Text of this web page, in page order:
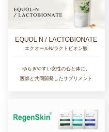
EQUOL N / LACTOBIONATE
エクオールN/ラクトビオン酸
ゆらぎやすい女性の心と体に、
医師と共同開発したサプリメント